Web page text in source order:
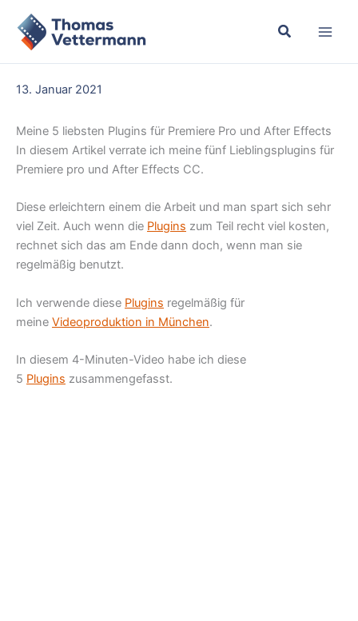
Inhalt
springen
13. Januar 2021
Meine 5 liebsten Plugins für Premiere Pro und After Effects
In diesem Artikel verrate ich meine fünf Lieblingsplugins für
Premiere pro und After Effects CC.
Diese erleichtern einem die Arbeit und man spart sich sehr
viel Zeit. Auch wenn die Plugins zum Teil recht viel kosten,
rechnet sich das am Ende dann doch, wenn man sie
regelmäßig benutzt.
Ich verwende diese Plugins regelmäßig für
meine Videoproduktion in München.
In diesem 4-Minuten-Video habe ich diese
5 Plugins zusammengefasst.